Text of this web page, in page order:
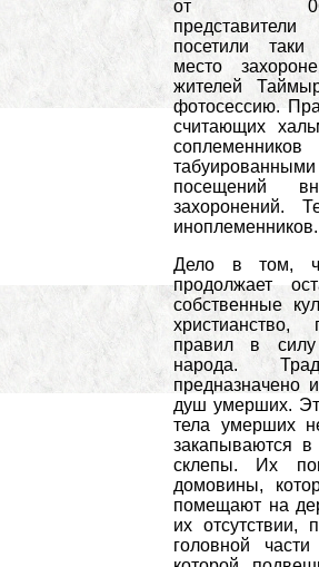
от
посетили таки
место
жителей
фотосессию.
считающих
посещений
захоронений.
иноплеменников.
Дело в том,
продолжает
собственные
христианство,
правил в силу
народа.
предназначено
душ умерших.
тела умерших
закапываются
склепы. Их
домовины,
помещают на
их отсутствии,
головной